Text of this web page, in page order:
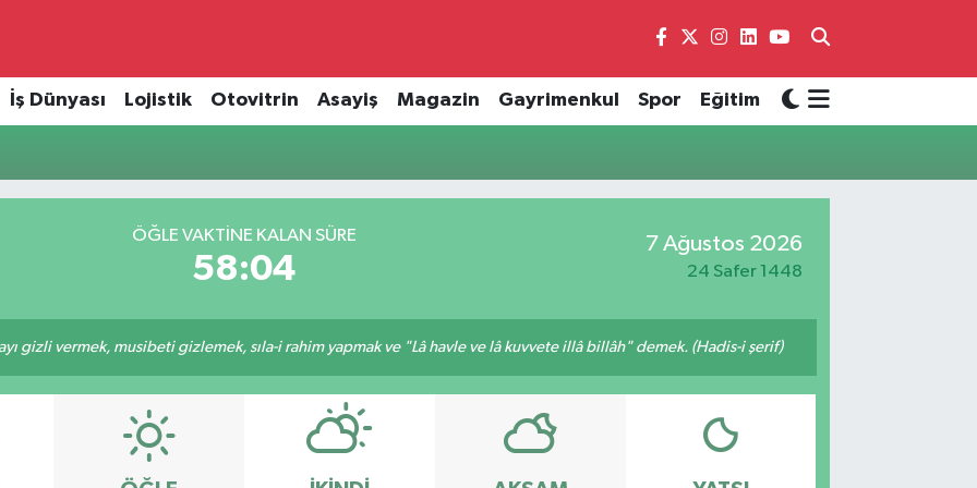
İş Dünyası Lojistik Otovitrin Asayiş Magazin Gayrimenkul Spor Eğitim
ÖĞLE VAKTINE KALAN SÜRE
58:04
7 Ağustos 2026
24 Safer 1448
gizli vermek, musibeti gizlemek, sıla-i rahim yapmak ve "Lâ havle ve lâ kuvvete illâ billâh" demek. (Hadis-i şerif)